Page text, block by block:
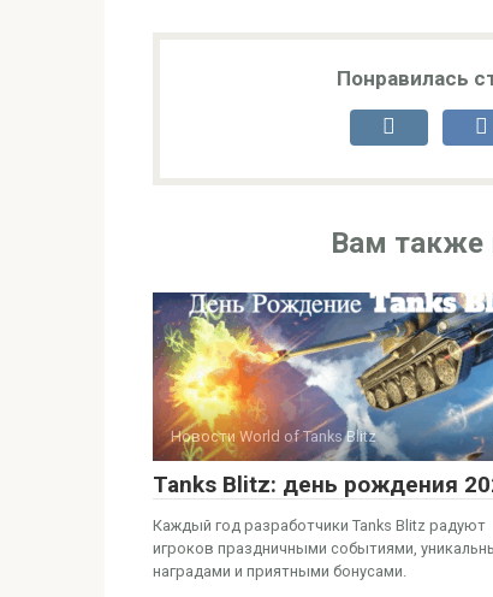
Понравилась
Вам также
Новости World of Tanks Blitz
Tanks Blitz: день рождения
Каждый год разработчики Tanks Blitz радуют
игроков праздничными событиями,
наградами и приятными бонусами.